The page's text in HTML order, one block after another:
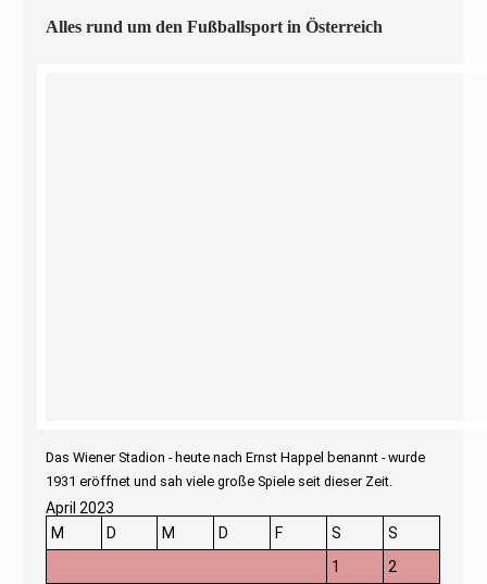
Alles rund um den Fußballsport in Österreich
Das Wiener Stadion - heute nach Ernst Happel benannt - wurde
1931 eröffnet und sah viele große Spiele seit dieser Zeit.
April 2023
M
D M D F S
S
1
2